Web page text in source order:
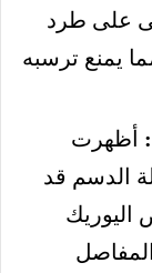
على طرد
يمنع ترسبه
أظهرت
الدسم قد